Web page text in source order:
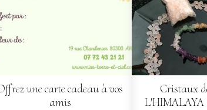
une carte cadeau à vos
amis
Cristaux
L'HIMALAYA